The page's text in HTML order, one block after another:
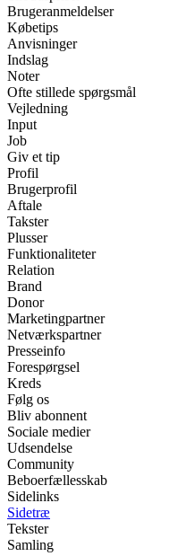
Brugeranmeldelser
Købetips
Anvisninger
Indslag
Noter
Ofte stillede spørgsmål
Vejledning
Input
Job
Giv et tip
Profil
Brugerprofil
Aftale
Takster
Plusser
Funktionaliteter
Relation
Brand
Donor
Marketingpartner
Netværkspartner
Presseinfo
Forespørgsel
Kreds
Følg os
Bliv abonnent
Sociale medier
Udsendelse
Community
Beboerfællesskab
Sidelinks
Sidetræ
Tekster
Samling